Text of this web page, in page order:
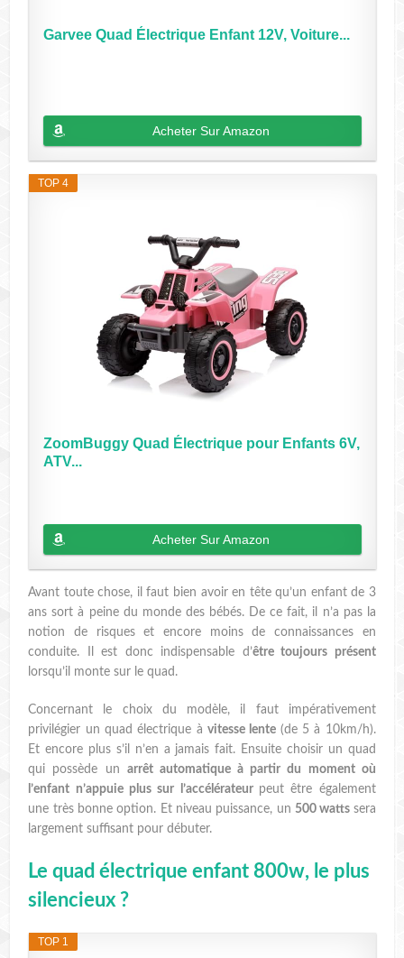
Garvee Quad Électrique Enfant 12V, Voiture...
Acheter Sur Amazon
TOP 4
ZoomBuggy Quad Électrique pour Enfants 6V,
ATV...
Acheter Sur Amazon
Avant toute chose, il faut bien avoir en tête qu’un enfant de 3
ans sort à peine du monde des bébés. De ce fait, il n’a pas la
notion de risques et encore moins de connaissances en
conduite. Il est donc indispensable d’être toujours présent
lorsqu’il monte sur le quad.
Concernant le choix du modèle, il faut impérativement
privilégier un quad électrique à vitesse lente (de 5 à 10km/h).
Et encore plus s’il n’en a jamais fait. Ensuite choisir un quad
qui possède un arrêt automatique à partir du moment où
l’enfant n’appuie plus sur l’accélérateur peut être également
une très bonne option. Et niveau puissance, un 500 watts sera
largement suffisant pour débuter.
Le quad électrique enfant 800w, le plus
silencieux ?
TOP 1